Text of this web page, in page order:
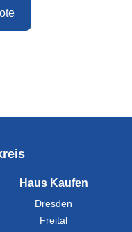
Haus Kaufen
Dresden
Freital